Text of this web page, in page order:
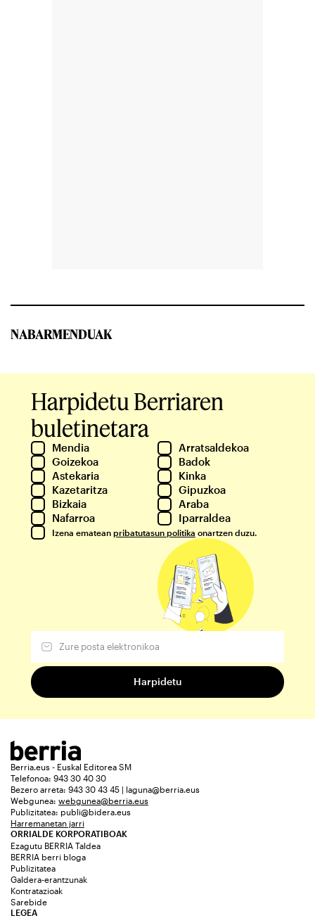
NABARMENDUAK
Harpidetu Berriaren
buletinetara
Mendia
Arratsaldekoa
Goizekoa
Badok
Astekaria
Kinka
Kazetaritza
Gipuzkoa
Bizkaia
Araba
Nafarroa
Iparraldea
Izena ematean pribatutasun politika onartzen duzu.
Berria.eus - Euskal Editorea SM
Telefonoa: 943 30 40 30
Bezero arreta: 943 30 43 45 | laguna@berria.eus
Webgunea: webgunea@berria.eus
Publizitatea: publi@bidera.eus
Harremanetan jarri
ORRIALDE KORPORATIBOAK
Ezagutu BERRIA Taldea
BERRIA berri bloga
Publizitatea
Galdera-erantzunak
Kontratazioak
Sarebide
LEGEA